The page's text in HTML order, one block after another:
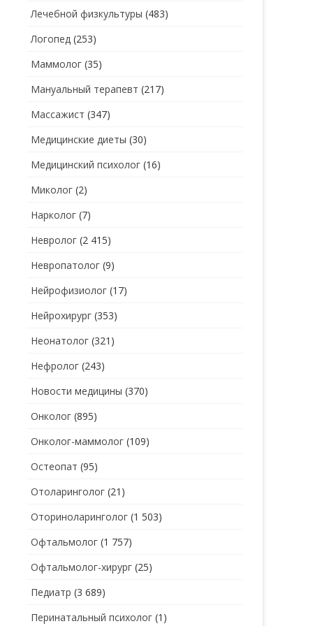
Лечебной физкультуры (483)
Логопед (253)
Маммолог (35)
Мануальный терапевт (217)
Массажист (347)
Медицинские диеты (30)
Медицинский психолог (16)
Миколог (2)
Нарколог (7)
Невролог (2 415)
Невропатолог (9)
Нейрофизиолог (17)
Нейрохирург (353)
Неонатолог (321)
Нефролог (243)
Новости медицины (370)
Онколог (895)
Онколог-маммолог (109)
Остеопат (95)
Отоларинголог (21)
Оториноларинголог (1 503)
Офтальмолог (1 757)
Офтальмолог-хирург (25)
Педиатр (3 689)
Перинатальный психолог (1)